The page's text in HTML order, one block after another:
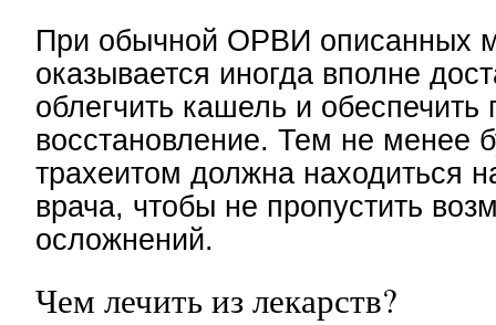
При обычной ОРВИ описанных
оказывается иногда вполне
облегчить кашель и обеспечить
восстановление. Тем не менее
трахеитом должна находиться
врача, чтобы не пропустить
осложнений.
Чем лечить из лекарств?